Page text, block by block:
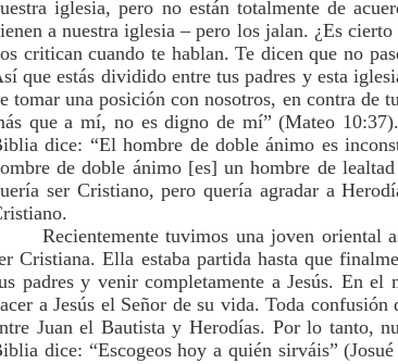
iglesia, pero no están totalmente de
a nuestra iglesia – pero los jalan. ¿Es
critican cuando te hablan. Te dicen que no
que estás dividido entre tus padres y esta
tomar una posición con nosotros, en contra de
que a mí, no es digno de mí” (Mateo
dice: “El hombre de doble ánimo es
de doble ánimo [es] un hombre de
ser Cristiano, pero quería agradar a
Recientemente tuvimos una joven oriental
Cristiana. Ella estaba partida hasta que
padres y venir completamente a Jesús. En
a Jesús el Señor de su vida. Toda
Juan el Bautista y Herodías. Por lo tanto,
dice: “Escogeos hoy a quién sirváis”